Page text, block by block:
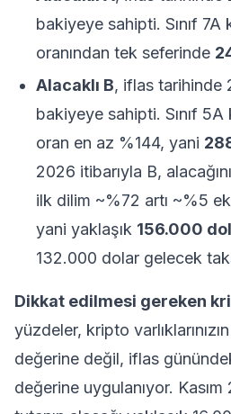
bakiyeye sahipti. Sınıf 7A
oranından tek seferinde
Alacaklı B, iflas tarihinde
bakiyeye sahipti. Sınıf 5A
oran en az %144, yani
2026 itibarıyla B,
ilk dilim ~%72 artı ~%5
yani yaklaşık 156.000
132.000 dolar gelecek
Dikkat edilmesi gereken
yüzdeler, kripto
değerine değil, iflas
değerine uygulanıyor.